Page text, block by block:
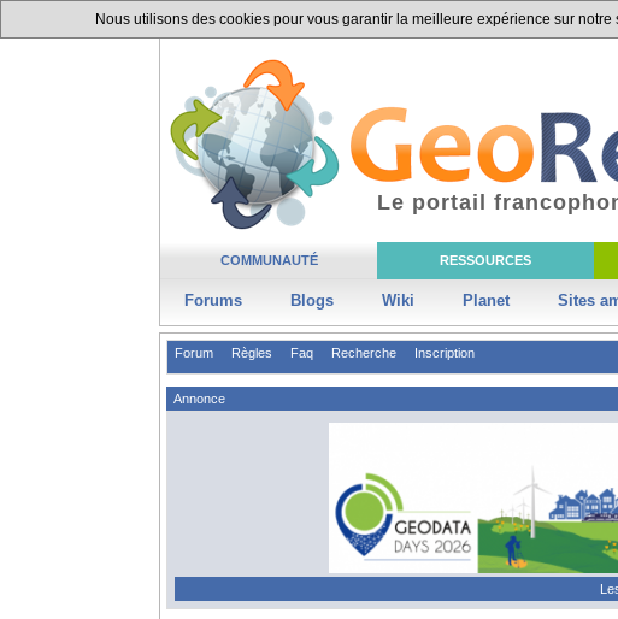
Nous utilisons des cookies pour vous garantir la meilleure expérience sur
COMMUNAUTÉ RESSOURCES
Forums Blogs Wiki Planet Sites
Le portail
Forum Règles Faq Recherche Inscription
Annonce